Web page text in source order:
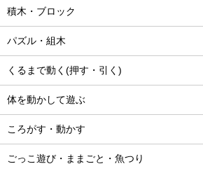
積木・ブロック
パズル・組木
くるまで動く(押す・引く)
体を動かして遊ぶ
ころがす・動かす
ごっこ遊び・ままごと・魚つり